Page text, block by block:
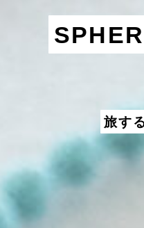
旅す